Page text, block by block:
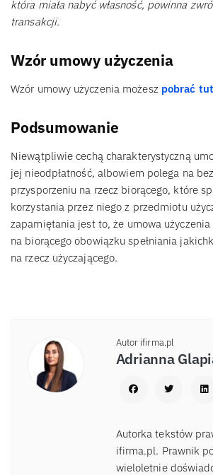
która miała nabyć własność, powinna
transakcji.
Wzór umowy użyczenia
Wzór umowy użyczenia możesz pobrać
Podsumowanie
Niewątpliwie cechą charakterystyczną
jej nieodpłatność, albowiem polega na
przysporzeniu na rzecz biorącego, które
korzystania przez niego z przedmiotu
zapamiętania jest to, że umowa użyczenia
na biorącego obowiązku spełniania
na rzecz użyczającego.
Autor ifirma.pl
Adrianna
Autorka tekstów
ifirma.pl. Prawnik
wieloletnie